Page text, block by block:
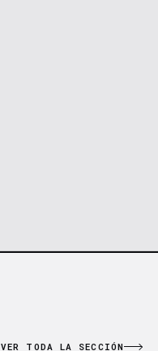
VER TODA LA SECCIÓN